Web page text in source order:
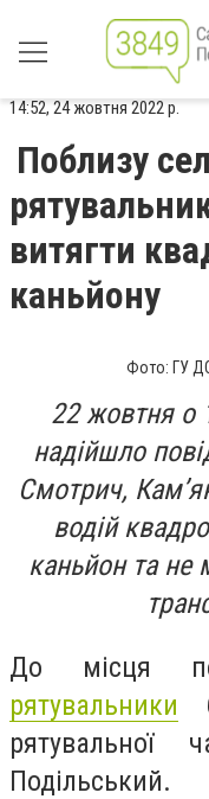
14:52, 24 жовтня 2022 р.
Поблизу
витягти
каньйону
Фото: ГУ
22 жовтня о
надійшло
Смотрич,
водій
каньйон та не
До місця
рятувальники
рятувальної
Подільський.